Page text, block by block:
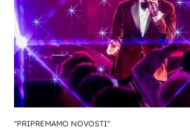
''PRIPREMAMO NOVOSTI''